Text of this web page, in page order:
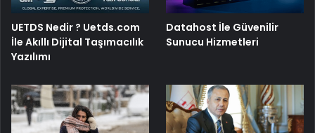
UETDS Nedir ? Uetds.com
İle Akıllı Dijital Taşımacılık
Yazılımı
Datahost İle Güvenilir
Sunucu Hizmetleri